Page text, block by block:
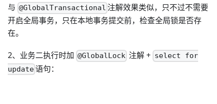
与 @GlobalTransactional 注解效果类似，只不过不需要
开启全局事务，只在本地事务提交前，检查全局锁是否存
在。
2、业务二执行时加 @GlobalLock 注解 + select for
update语句：